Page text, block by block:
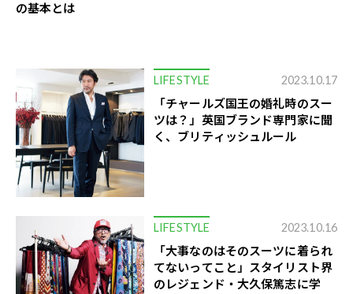
の基本とは
LIFESTYLE 2023.10.17
「チャールズ国王の婚礼時のスー
ツは？」英国ブランド専門家に聞
く、ブリティッシュルール
LIFESTYLE 2023.10.16
「大事なのはそのスーツに着られ
てないってこと」スタイリスト界
のレジェンド・大久保篤志に学